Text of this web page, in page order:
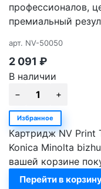
профессионалов,
премиальный
арт. NV-50050
2 091 ₽
В наличии
Избранное
Картридж NV Print
Konica Minolta
вашей корзине
Перейти в